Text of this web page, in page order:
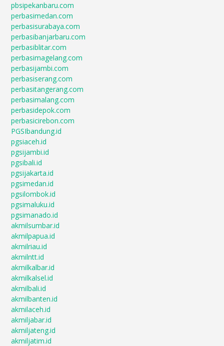
pbsipekanbaru.com
perbasimedan.com
perbasisurabaya.com
perbasibanjarbaru.com
perbasiblitar.com
perbasimagelang.com
perbasijambi.com
perbasiserang.com
perbasitangerang.com
perbasimalang.com
perbasidepok.com
perbasicirebon.com
PGSIbandung.id
pgsiaceh.id
pgsijambi.id
pgsibali.id
pgsijakarta.id
pgsimedan.id
pgsilombok.id
pgsimaluku.id
pgsimanado.id
akmilsumbar.id
akmilpapua.id
akmilriau.id
akmilntt.id
akmilkalbar.id
akmilkalsel.id
akmilbali.id
akmilbanten.id
akmilaceh.id
akmiljabar.id
akmiljateng.id
akmiljatim.id